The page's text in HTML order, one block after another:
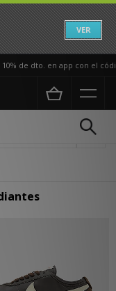
VER
de dto. en app con el código